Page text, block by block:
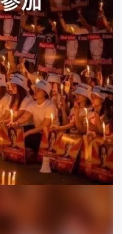
ビス開発 フード
版 アニメ
ビュー
for Social Good CAMPFIRE
ふるさと納税machi-yaコミュ